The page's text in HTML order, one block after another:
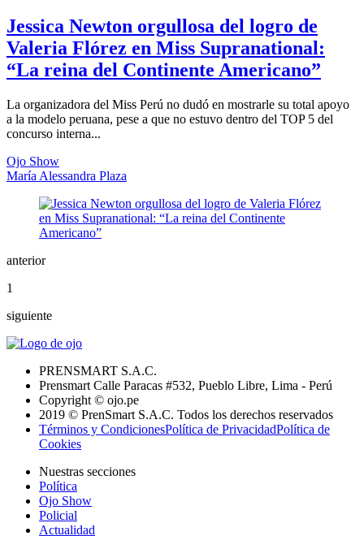
Jessica Newton orgullosa del logro de
Valeria Flórez en Miss Supranational:
“La reina del Continente Americano”
La organizadora del Miss Perú no dudó en mostrarle su total apoyo
a la modelo peruana, pese a que no estuvo dentro del TOP 5 del
concurso interna...
Ojo Show
María Alessandra Plaza
anterior
1
siguiente
PRENSMART S.A.C.
Prensmart Calle Paracas #532, Pueblo Libre, Lima - Perú
Copyright © ojo.pe
2019 © PrenSmart S.A.C. Todos los derechos reservados
Términos y CondicionesPolítica de PrivacidadPolítica de
Cookies
Nuestras secciones
Política
Ojo Show
Policial
Actualidad